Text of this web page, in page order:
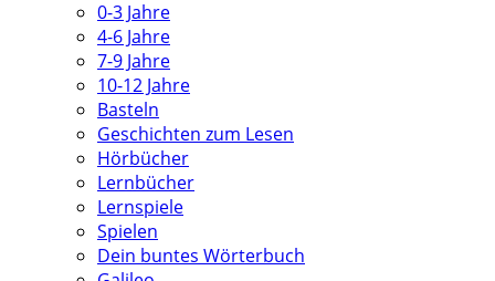
0-3 Jahre
4-6 Jahre
7-9 Jahre
10-12 Jahre
Basteln
Geschichten zum Lesen
Hörbücher
Lernbücher
Lernspiele
Spielen
Dein buntes Wörterbuch